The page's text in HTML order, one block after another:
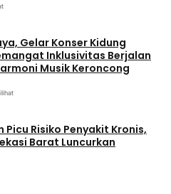
Gelar Konser Kidung
Inklusivitas Berjalan
Musik Keroncong
Picu Risiko Penyakit Kronis,
Barat Luncurkan